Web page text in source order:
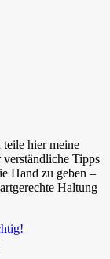
teile hier meine
Tipps
Hand zu geben –
Haltung